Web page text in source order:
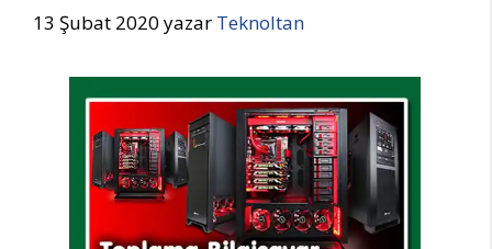
13 Şubat 2020 yazar Teknoltan